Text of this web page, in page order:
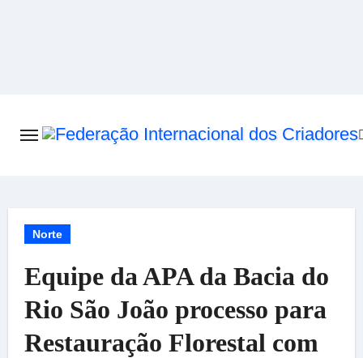
Norte
Equipe da APA da Bacia do
Rio São João processo para
Restauração Florestal com